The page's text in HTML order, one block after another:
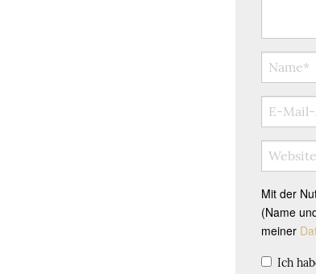
Mit der
(Name
meiner
Ich